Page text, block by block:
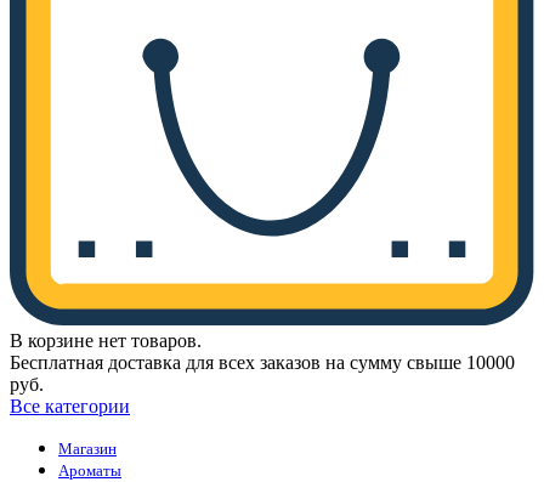
В корзине нет товаров.
Бесплатная доставка для всех заказов на сумму свыше 10000
руб.
Все категории
Магазин
Ароматы